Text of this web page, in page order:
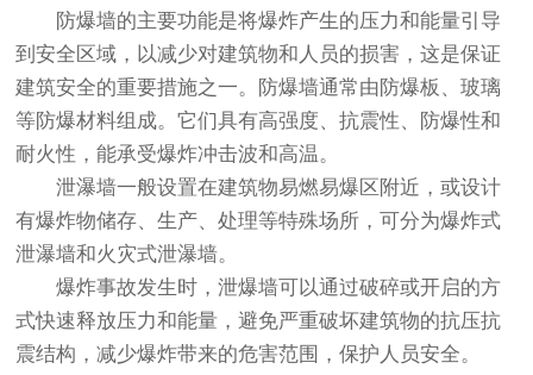
防爆墙的主要功能是将爆炸产生的压力和能量引导
到安全区域，以减少对建筑物和人员的损害，这是保证
建筑安全的重要措施之一。防爆墙通常由防爆板、玻璃
等防爆材料组成。它们具有高强度、抗震性、防爆性和
耐火性，能承受爆炸冲击波和高温。
泄瀑墙一般设置在建筑物易燃易爆区附近，或设计
有爆炸物储存、生产、处理等特殊场所，可分为爆炸式
泄瀑墙和火灾式泄瀑墙。
爆炸事故发生时，泄爆墙可以通过破碎或开启的方
式快速释放压力和能量，避免严重破坏建筑物的抗压抗
震结构，减少爆炸带来的危害范围，保护人员安全。